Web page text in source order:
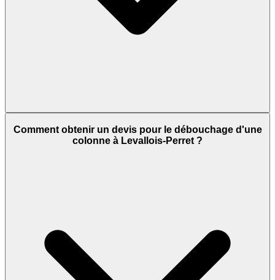
Comment obtenir un devis pour le débouchage d'une
colonne à Levallois-Perret ?